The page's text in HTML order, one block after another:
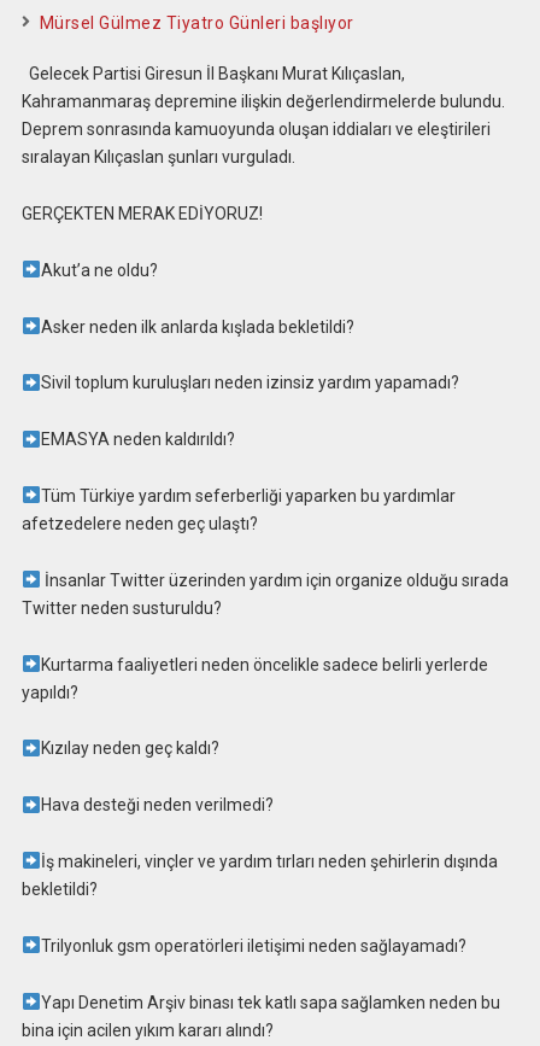
Mürsel Gülmez Tiyatro Günleri başlıyor
Gelecek Partisi Giresun İl Başkanı Murat Kılıçaslan,
Kahramanmaraş depremine ilişkin değerlendirmelerde bulundu.
Deprem sonrasında kamuoyunda oluşan iddiaları ve eleştirileri
sıralayan Kılıçaslan şunları vurguladı.
GERÇEKTEN MERAK EDİYORUZ!
Akut’a ne oldu?
Asker neden ilk anlarda kışlada bekletildi?
Sivil toplum kuruluşları neden izinsiz yardım yapamadı?
EMASYA neden kaldırıldı?
Tüm Türkiye yardım seferberliği yaparken bu yardımlar
afetzedelere neden geç ulaştı?
İnsanlar Twitter üzerinden yardım için organize olduğu sırada
Twitter neden susturuldu?
Kurtarma faaliyetleri neden öncelikle sadece belirli yerlerde
yapıldı?
Kızılay neden geç kaldı?
Hava desteği neden verilmedi?
İş makineleri, vinçler ve yardım tırları neden şehirlerin dışında
bekletildi?
Trilyonluk gsm operatörleri iletişimi neden sağlayamadı?
Yapı Denetim Arşiv binası tek katlı sapa sağlamken neden bu
bina için acilen yıkım kararı alındı?